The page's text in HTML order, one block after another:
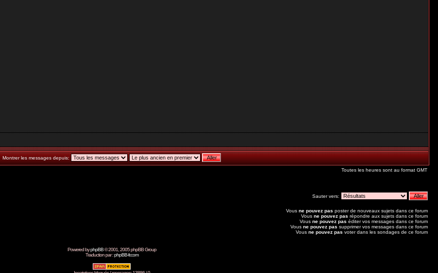
Montrer les messages depuis:
Toutes les heures sont au format GMT
Sauter vers:
Vous ne pouvez pas poster de nouveaux sujets dans ce forum
Vous ne pouvez pas répondre aux sujets dans ce forum
Vous ne pouvez pas éditer vos messages dans ce forum
Vous ne pouvez pas supprimer vos messages dans ce forum
Vous ne pouvez pas voter dans les sondages de ce forum
Powered byphpBB© 2001, 2005 phpBB Group
Traduction par :phpBB-fr.com